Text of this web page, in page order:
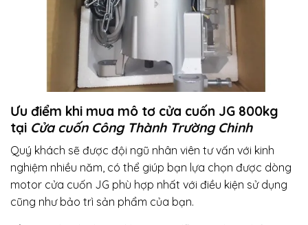
Ưu điểm khi mua mô tơ cửa cuốn JG 800kg
tại Cửa cuốn Công Thành Trường Chinh
Quý khách sẽ được đội ngũ nhân viên tư vấn với kinh
nghiệm nhiều năm, có thể giúp bạn lựa chọn được dòng
motor cửa cuốn JG phù hợp nhất với điều kiện sử dụng
cũng như bảo trì sản phẩm của bạn.